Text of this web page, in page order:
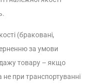
(браковані,
за умови
товару – якщо
при транспортуванні